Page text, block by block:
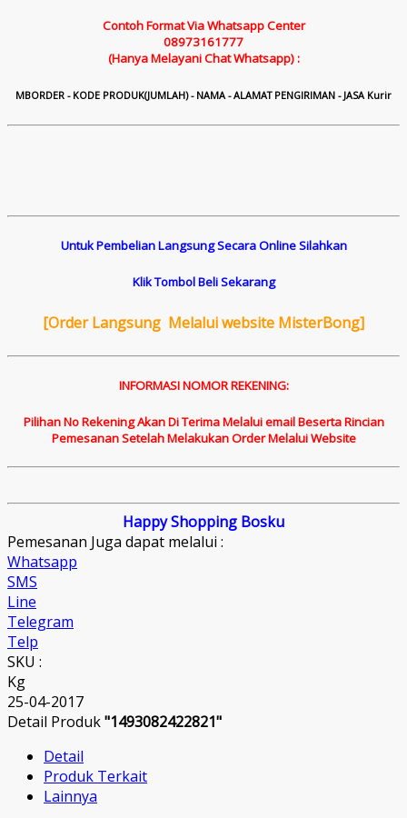
Contoh Format Via Whatsapp Center
08973161777
(Hanya Melayani Chat Whatsapp) :
MBORDER - KODE PRODUK(JUMLAH) - NAMA - ALAMAT PENGIRIMAN - JASA Kurir
Untuk Pembelian Langsung Secara Online Silahkan
Klik Tombol Beli Sekarang
[Order Langsung Melalui website MisterBong]
INFORMASI NOMOR REKENING:
Pilihan No Rekening Akan Di Terima Melalui email Beserta Rincian
Pemesanan Setelah Melakukan Order Melalui Website
Happy Shopping Bosku
Pemesanan Juga dapat melalui :
Whatsapp
SMS
Line
Telegram
Telp
SKU :
Kg
25-04-2017
Detail Produk"1493082422821"
Detail
Produk Terkait
Lainnya